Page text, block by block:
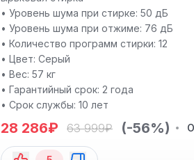
• Уровень шума при стирке: 50 дБ
• Уровень шума при отжиме: 76 дБ
• Количество программ стирки: 12
• Цвет: Серый
• Вес: 57 кг
• Гарантийный срок: 2 года
• Срок службы: 10 лет
28 286₽ 63 999₽ (-56%)